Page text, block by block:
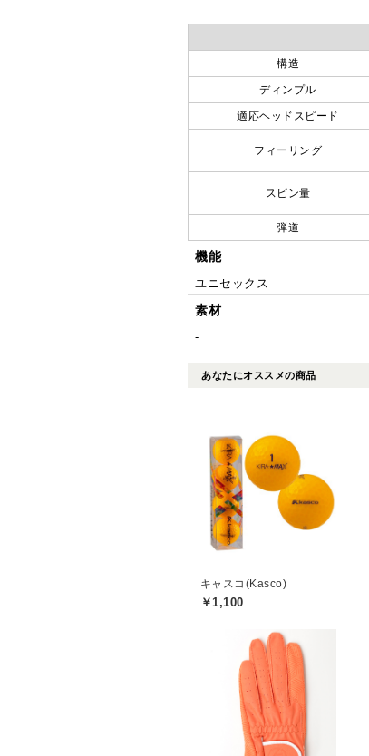
構造
ディンプル
適応ヘッドスピード
フィーリング
スピン量
弾道
機能
ユニセックス
素材
-
あなたにオススメの商品
キャスコ(Kasco)
￥1,100